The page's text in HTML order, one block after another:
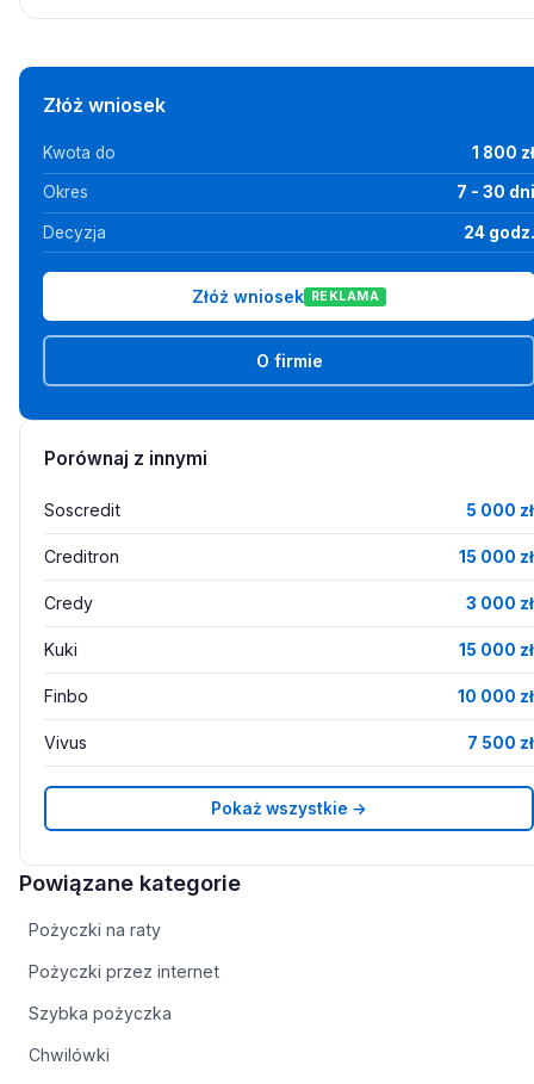
Złóż wniosek
Kwota do 1 800 zł
Okres 7 - 30 dni
Decyzja 24 godz.
Złóż wniosek REKLAMA
O firmie
Porównaj z innymi
Soscredit 5 000 zł
Creditron 15 000 zł
Credy 3 000 zł
Kuki 15 000 zł
Finbo 10 000 zł
Vivus 7 500 zł
Pokaż wszystkie →
Powiązane kategorie
Pożyczki na raty
Pożyczki przez internet
Szybka pożyczka
Chwilówki